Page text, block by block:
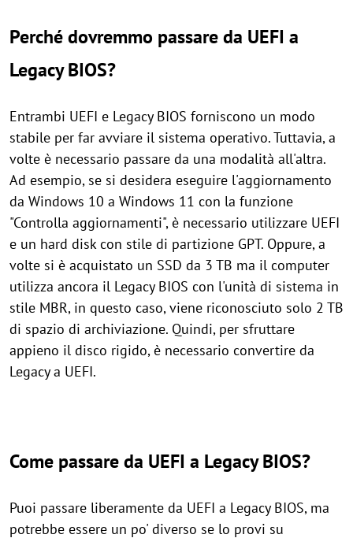
Perché dovremmo passare da UEFI a
Legacy BIOS?
Entrambi UEFI e Legacy BIOS forniscono un modo
stabile per far avviare il sistema operativo. Tuttavia, a
volte è necessario passare da una modalità all'altra.
Ad esempio, se si desidera eseguire l'aggiornamento
da Windows 10 a Windows 11 con la funzione
"Controlla aggiornamenti", è necessario utilizzare UEFI
e un hard disk con stile di partizione GPT. Oppure, a
volte si è acquistato un SSD da 3 TB ma il computer
utilizza ancora il Legacy BIOS con l'unità di sistema in
stile MBR, in questo caso, viene riconosciuto solo 2 TB
di spazio di archiviazione. Quindi, per sfruttare
appieno il disco rigido, è necessario convertire da
Legacy a UEFI.
Come passare da UEFI a Legacy BIOS?
Puoi passare liberamente da UEFI a Legacy BIOS, ma
potrebbe essere un po' diverso se lo provi su